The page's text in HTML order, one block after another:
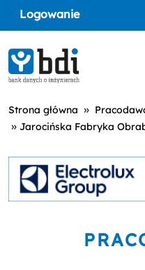
Logowanie
Strona główna »
» Jarocińska Fabryka